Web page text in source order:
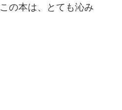
の本は、とても沁み